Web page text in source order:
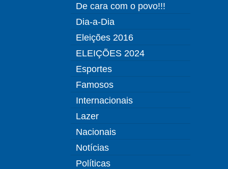
De cara com o povo!!!
Dia-a-Dia
Eleições 2016
ELEIÇÕES 2024
Esportes
Famosos
Internacionais
Lazer
Nacionais
Notícias
Políticas